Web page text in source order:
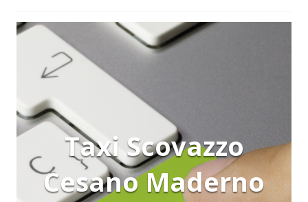
Taxi Scovazzo
Cesano Maderno